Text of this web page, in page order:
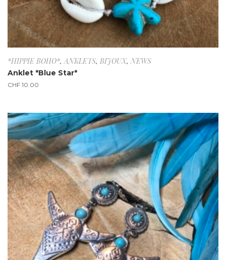
*HIPPIE BOHO*,ANKLETS, BIJOUX,NEWS
Anklet *Blue Star*
CHF 10.00